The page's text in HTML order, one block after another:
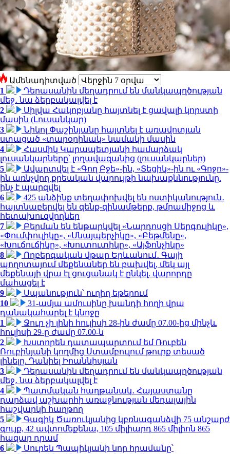
Ամենադիտված
1
Դերասանին մեղադրում են մանկապղծության
մեջ․ նա ձերբակալվել է
2
Սիլվա Հակոբյանը հայտնել է ցավալի կորստի
մասին (Լուսանկար)
3
Նիկոլ Փաշինյանը հայտնել է առավոտյան
ստացած «տարօրինակ» նամակի մասին
4
Հասմիկ Կարապետյանի համարձակ
լուսանկարները՝ լողավազանից (լուսանկարներ)
5
Ավարտվել է «Գող Բջե»-ին, «Տեցիկ»-ին ու «Գոջո»-
ին առնչվող քրեական վարույթի նախաքննությունը.
ինչ է պարզվել
6
425 անձինք տեղափոխվել են ոստիկանություն․
հայտնաբերվել են զենք-զինամթերք, թմրամիջոց և
հետախուզվողներ
7
Բերման են ենթարկվել «Նարդոսցի Սերգուլիկը»,
«Փումփուլիկը», «Սնայպերչիկը», «Բեթմենը»,
«Խուճուճիկը», «Խուտուտիկը», «Այֆոնչիկը»
8
Ողբերգական վթար Երևանում․ Գայի
պողոտայում մեքենաներ են բախվել, մեկ այլ
մեքենայի վրա էլ ցուցանակ է ընկել. վարորդը
մահացել է
9
Սպանություն՝ ուղիղ եթերում
10
31-ամյա ամուսինը խանդի հողի վրա
դանակահարել է կնոջը
1
Ջուր չի լինի հուլիսի 28-ին ժամը 07.00-ից մինչև
հուլիսի 29-ը ժամը 07.00-ն
2
Խստորեն դատապարտում եմ Ռուբեն
Ռուբինյանի կողմից Ստամբուլում թուրք տեսած
լինելը. Դանիել Իոաննիսյան
3
Դերասանին մեղադրում են մանկապղծության
մեջ․ նա ձերբակալվել է
4
Պատմական հաղթանակ․ Հայաստանը
դարձավ աշխարհի առաջնության մեդալային
հաշվարկի հաղթող
5
Գագիկ Ծառուկյանից կբռնագանձվի 75 անշարժ
գույք, 42 ավտոմեքենա, 105 միլիարդ 865 միլիոն 865
հազար դրամ
6
Սուրեն Պապիկյանի նոր հրամանը՝